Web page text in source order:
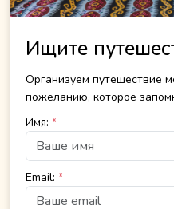
Ищите
Организуем путешествие
пожеланию, которое
Имя: *
Email: *